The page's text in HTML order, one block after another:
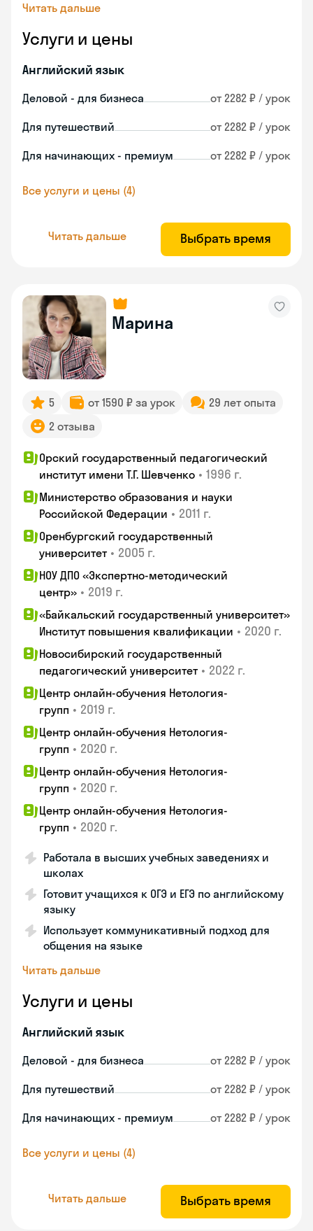
Читать дальше
Услуги и цены
Английский язык
Деловой - для бизнеса от 2282 ₽ / урок
Для путешествий от 2282 ₽ / урок
Для начинающих - премиум от 2282 ₽ / урок
Все услуги и цены (4)
Читать дальше Выбрать время
Марина
5 от 1590 ₽ за урок
29 лет опыта
2 отзыва
Орский государственный педагогический
институт имени Т.Г. Шевченко • 1996 г.
Министерство образования и науки
Российской Федерации • 2011 г.
Оренбургский государственный
университет • 2005 г.
НОУ ДПО «Экспертно-методический
центр» • 2019 г.
«Байкальский государственный университет»
Институт повышения квалификации • 2020 г.
Новосибирский государственный
педагогический университет • 2022 г.
Центр онлайн-обучения Нетология-
групп • 2019 г.
Центр онлайн-обучения Нетология-
групп • 2020 г.
Центр онлайн-обучения Нетология-
групп • 2020 г.
Центр онлайн-обучения Нетология-
групп • 2020 г.
Работала в высших учебных заведениях и
школах
Готовит учащихся к ОГЭ и ЕГЭ по английскому
языку
Использует коммуникативный подход для
общения на языке
Читать дальше
Услуги и цены
Английский язык
Деловой - для бизнеса от 2282 ₽ / урок
Для путешествий от 2282 ₽ / урок
Для начинающих - премиум от 2282 ₽ / урок
Все услуги и цены (4)
Читать дальше Выбрать время